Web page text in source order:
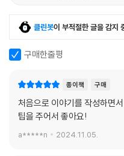
클린봇이 부적절한 글을 감지
구매한줄평
종이책 구매
처음으로 이야기를 작성하면
팁을 주어서 좋아요!
a*****n 2024.11.05.